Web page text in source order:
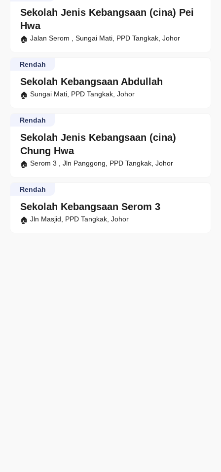
Sekolah Jenis Kebangsaan (cina) Pei
Hwa
Jalan Serom , Sungai Mati, PPD Tangkak, Johor
Sekolah Kebangsaan Abdullah
Rendah
Sungai Mati, PPD Tangkak, Johor
Sekolah Jenis Kebangsaan (cina)
Chung Hwa
Rendah
Serom 3 , Jln Panggong, PPD Tangkak, Johor
Sekolah Kebangsaan Serom 3
Rendah
Jln Masjid, PPD Tangkak, Johor